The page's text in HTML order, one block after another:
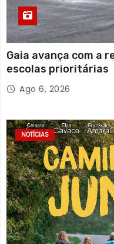
Gaia avança com a
escolas prioritárias
Ago 6, 2026
NOTÍCIAS